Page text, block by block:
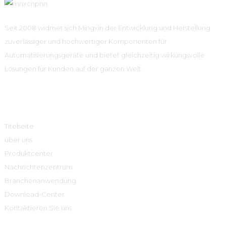
Seit 2008 widmet sich Mingxin der Entwicklung und Herstellung
zuverlässiger und hochwertiger Komponenten für
Automatisierungsgeräte und bietet gleichzeitig wirkungsvolle
Lösungen für Kunden auf der ganzen Welt.
Titelseite
über uns
Produktcenter
Nachrichtenzentrum
Branchenanwendung
Download-Center
Kontaktieren Sie uns